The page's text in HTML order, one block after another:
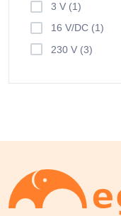
3 V (1)
16 V/DC (1)
230 V (3)